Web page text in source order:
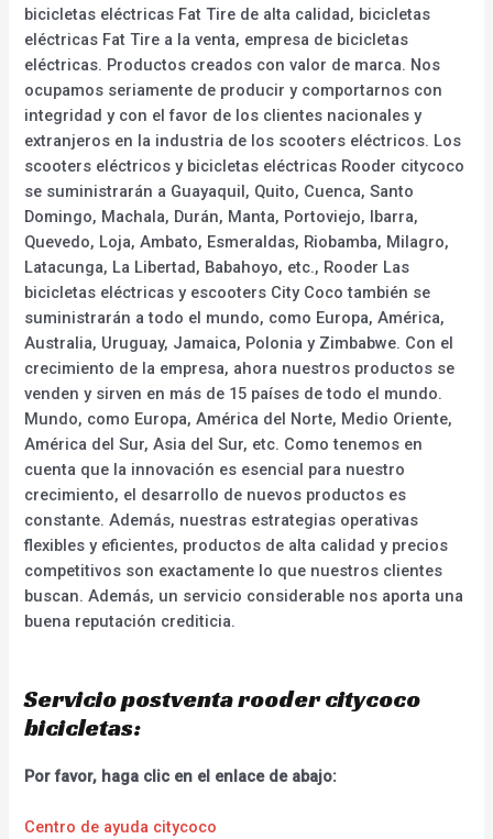
bicicletas eléctricas Fat Tire de alta calidad, bicicletas
eléctricas Fat Tire a la venta, empresa de bicicletas
eléctricas. Productos creados con valor de marca. Nos
ocupamos seriamente de producir y comportarnos con
integridad y con el favor de los clientes nacionales y
extranjeros en la industria de los scooters eléctricos. Los
scooters eléctricos y bicicletas eléctricas Rooder citycoco
se suministrarán a Guayaquil, Quito, Cuenca, Santo
Domingo, Machala, Durán, Manta, Portoviejo, Ibarra,
Quevedo, Loja, Ambato, Esmeraldas, Riobamba, Milagro,
Latacunga, La Libertad, Babahoyo, etc., Rooder Las
bicicletas eléctricas y escooters City Coco también se
suministrarán a todo el mundo, como Europa, América,
Australia, Uruguay, Jamaica, Polonia y Zimbabwe. Con el
crecimiento de la empresa, ahora nuestros productos se
venden y sirven en más de 15 países de todo el mundo.
Mundo, como Europa, América del Norte, Medio Oriente,
América del Sur, Asia del Sur, etc. Como tenemos en
cuenta que la innovación es esencial para nuestro
crecimiento, el desarrollo de nuevos productos es
constante. Además, nuestras estrategias operativas
flexibles y eficientes, productos de alta calidad y precios
competitivos son exactamente lo que nuestros clientes
buscan. Además, un servicio considerable nos aporta una
buena reputación crediticia.
Servicio postventa rooder citycoco
bicicletas:
Por favor, haga clic en el enlace de abajo:
Centro de ayuda citycoco